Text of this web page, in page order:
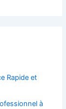
Rapide et
à